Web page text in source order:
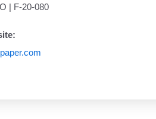
| F-20-080